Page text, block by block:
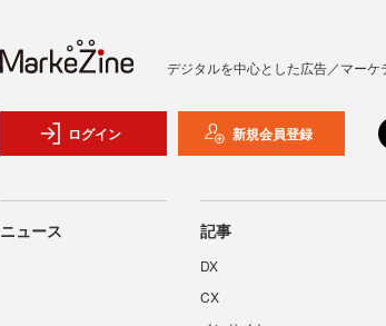
デジタルを中心とした広告／マーケ
ログイン 新規会員登録
ニュース 記事
DX
CX